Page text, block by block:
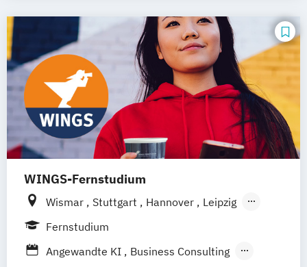
Master of Business Administration -
Wirtschaftspsychologie (EN/DE)
WINGS-Fernstudium
Wismar Stuttgart Hannover
Leipzig
Frankfurt am Main
Nürnberg
Fernstudium
Angewandte KI
Business Consulting